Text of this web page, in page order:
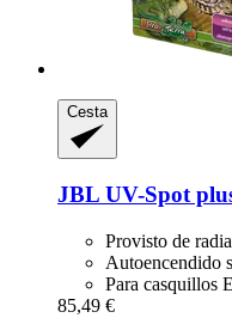
Cesta
JBL UV-​Spot
Provisto de
Autoencendido
Para casquillos
85,49 €